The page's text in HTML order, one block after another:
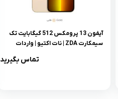
آیفون 13 پرومکس 512 گیگابایت تک
سیمکارت ZDA | نات اکتیو | واردات
تماس بگیرید